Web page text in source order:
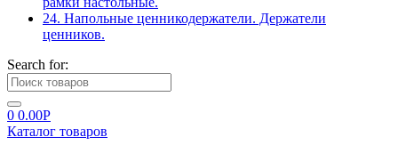
24. Напольные ценникодержатели. Держатели
ценников.
Search for:
0 0.00Р
Каталог товаров